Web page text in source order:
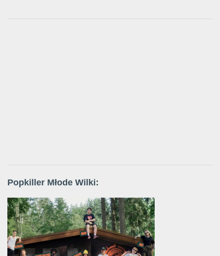
Popkiller Młode Wilki: